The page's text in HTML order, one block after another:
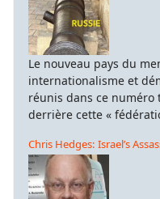
Le nouveau pays du
internationalisme et
réunis dans ce numéro
derrière cette «
Chris Hedges: Israel’s